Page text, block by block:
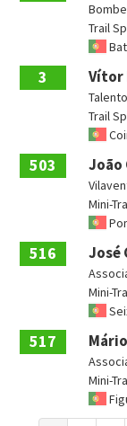
Trail
3 Vítor
Trail
503 João
Mini-
516 José
Mini-
517
Mini-